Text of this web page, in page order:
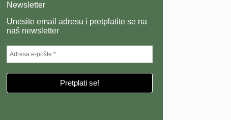
Newsletter
Unesite email adresu i pretplatite se na
naš newsletter